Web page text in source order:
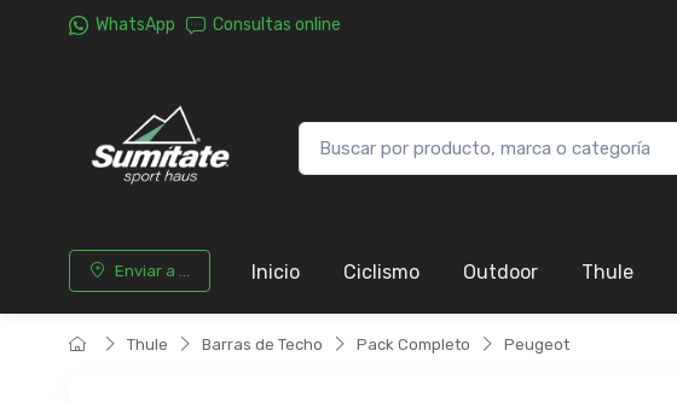
WhatsApp Consultas online
Enviar a ... Inicio Ciclismo Outdoor Thule
Thule Barras de Techo Pack Completo Peugeot